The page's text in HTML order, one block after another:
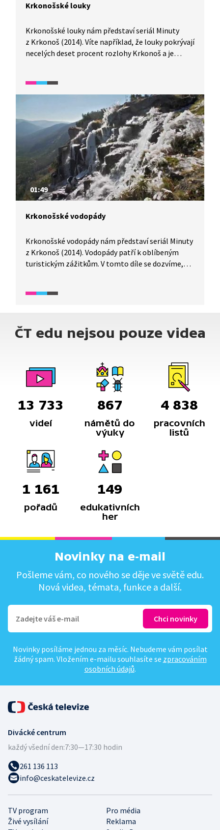
Krkonošské louky
Krkonošské louky nám představí seriál Minuty
z Krkonoš (2014). Víte například, že louky pokrývají
necelých deset procent rozlohy Krkonoš a je
01:49
Krkonošské vodopády
Krkonošské vodopády nám představí seriál Minuty
z Krkonoš (2014). Vodopády patří k oblíbeným
turistickým zážitkům. V tomto díle se dozvíme,
ČT edu nejsou pouze videa
13 733
videí
867
námětů do
výuky
4 838
pracovních
listů
1 161
pořadů
149
edukativních
her
Novinky na e-mail
Pošleme vám, co nového se děje ve světě edu.
Nová videa, témata, funkce a další.
Novinky posíláme jednou za měsíc. Nebudeme vám posílat
žádný spam. Vložením e-mailu souhlasíte se zpracováním
osobních údajů.